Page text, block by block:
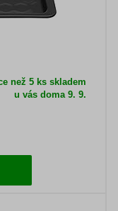
než 5 ks skladem
u vás doma 9. 9.